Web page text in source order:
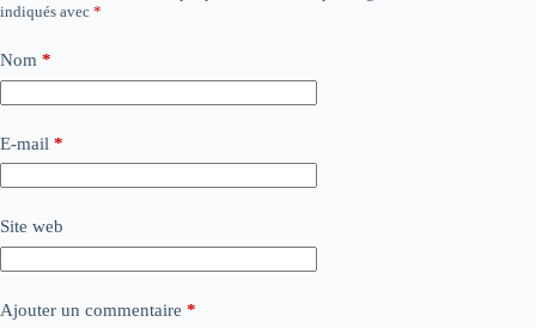
indiqués avec *
Nom *
E-mail *
Site web
Ajouter un commentaire *